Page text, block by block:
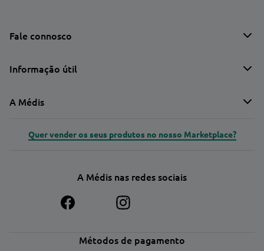
Fale connosco
Informação útil
A Médis
Quer vender os seus produtos no nosso Marketplace?
A Médis nas redes sociais
Métodos de pagamento